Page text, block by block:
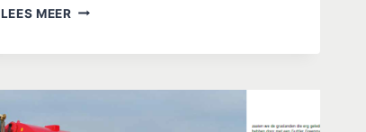
LEES MEERSWINCOSEM